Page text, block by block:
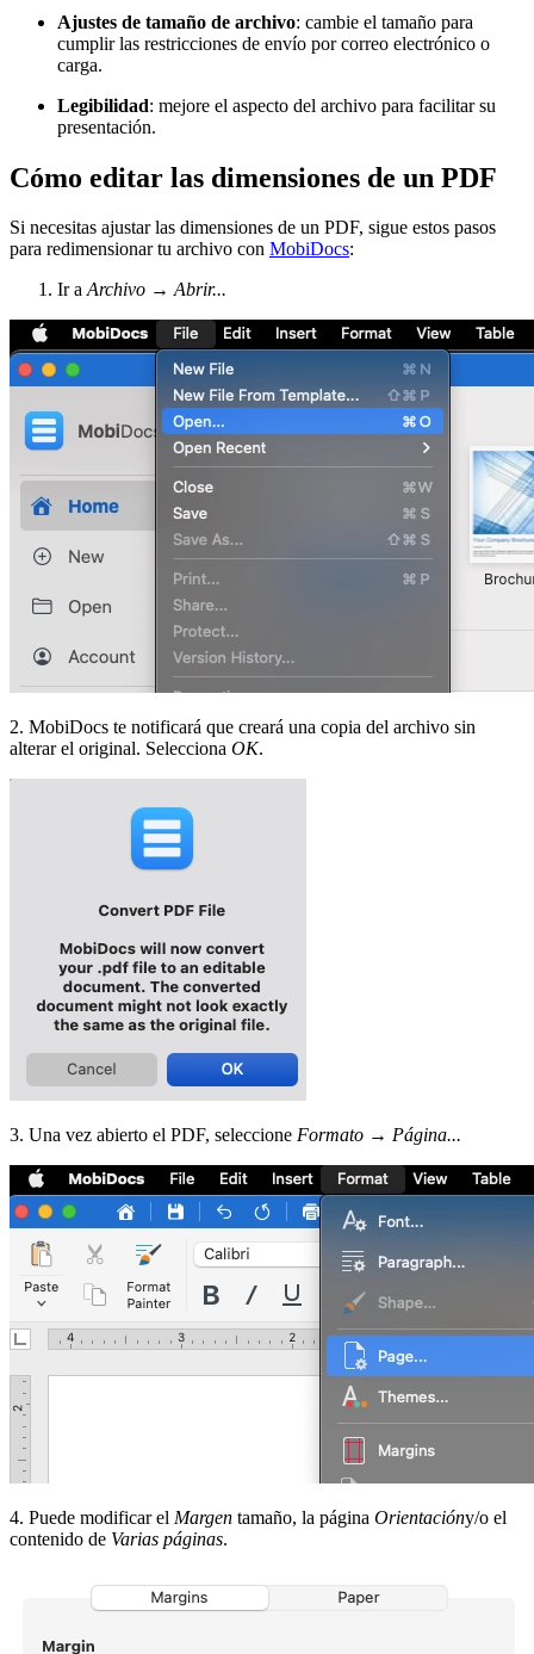
Ajustes de tamaño de archivo: cambie el tamaño para
cumplir las restricciones de envío por correo electrónico o
carga.
Legibilidad: mejore el aspecto del archivo para facilitar su
presentación.
Cómo editar las dimensiones de un PDF
Si necesitas ajustar las dimensiones de un PDF, sigue estos pasos
para redimensionar tu archivo con MobiDocs:
Ir aArchivo →Abrir...
2. MobiDocs te notificará que creará una copia del archivo sin
alterar el original. Selecciona OK.
3. Una vez abierto el PDF, seleccione Formato → Página...
4. Puede modificar el Margen tamaño, la página Orientacióny/o el
contenido de Varias páginas.